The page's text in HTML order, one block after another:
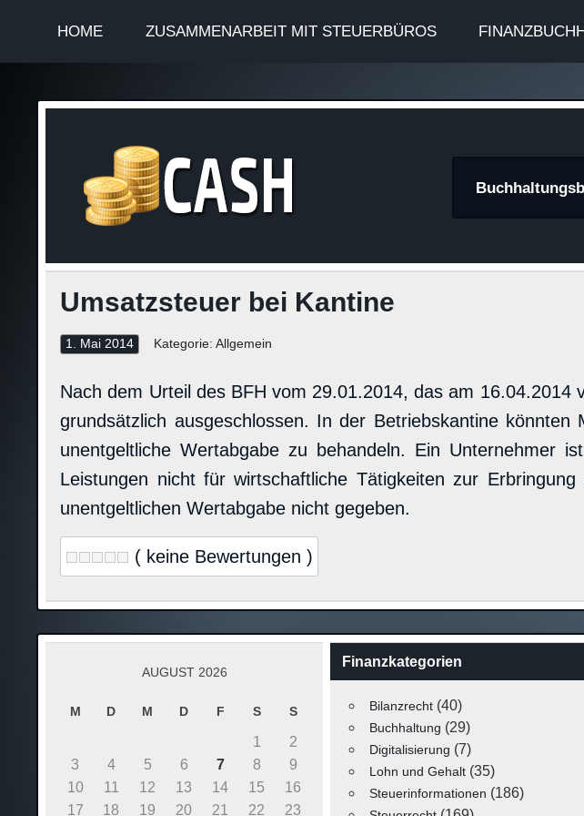
HOME ZUSAMMENARBEIT MIT STEUERBÜROS
Umsatzsteuer bei Kantine
1. Mai 2014 Kategorie: Allgemein
Nach dem Urteil des BFH vom 29.01.2014, das am
grundsätzlich ausgeschlossen. In der Betriebskantine
unentgeltliche Wertabgabe zu behandeln. Ein Unternehmer
Leistungen nicht für wirtschaftliche Tätigkeiten zur
unentgeltlichen Wertabgabe nicht gegeben.
( keine Bewertungen )
AUGUST 2026
M D M D F S S
1
2
3
4 5 6 7 8
9
10
11 12 13 14 15
16
17
18 19 20 21 22 23
Finanzkategorien
Bilanzrecht(40)
Buchhaltung (29)
Digitalisierung (7)
Lohn und Gehalt(35)
Steuerinformationen (186)